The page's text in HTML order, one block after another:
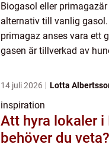
Biogasol eller
alternativ till vanlig
primagaz anses vara ett
gasen är tillverkad av
livsmedelsindust...
14 juli 2026 Lotta
inspiration
Att hyra lokaler i
behöver du veta?